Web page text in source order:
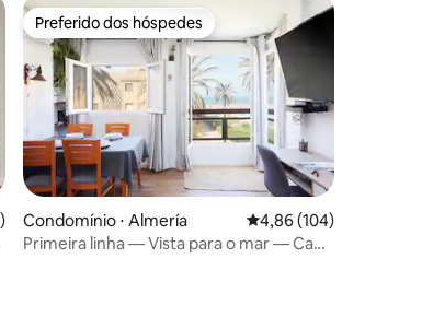
avaliação média de 5, 113 avaliações
Preferido dos hóspedes
Preferido dos hóspedes
Condomínio ⋅ Almería 4,86 de uma avaliação
4,86 (104)
Primeira linha — Vista para o mar — Cabo